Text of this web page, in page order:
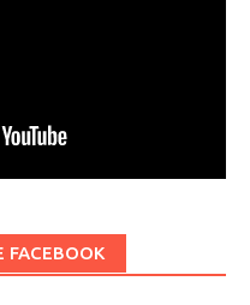
FACEBOOK